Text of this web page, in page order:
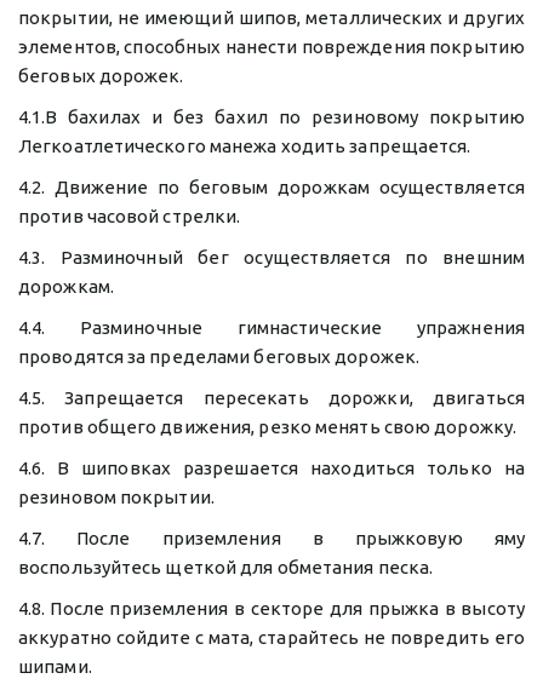
покрытии, не имеющий шипов, металлических и других
элементов, способных нанести повреждения покрытию
беговых дорожек.
4.1.В бахилах и без бахил по резиновому покрытию
Легкоатлетического манежа ходить запрещается.
4.2. Движение по беговым дорожкам осуществляется
против часовой стрелки.
4.3. Разминочный бег осуществляется по внешним
дорожкам.
4.4. Разминочные гимнастические упражнения
проводятся за пределами беговых дорожек.
4.5. Запрещается пересекать дорожки, двигаться
против общего движения, резко менять свою дорожку.
4.6. В шиповках разрешается находиться только на
резиновом покрытии.
4.7. После приземления в прыжковую яму
воспользуйтесь щеткой для обметания песка.
4.8. После приземления в секторе для прыжка в высоту
аккуратно сойдите с мата, старайтесь не повредить его
шипами.